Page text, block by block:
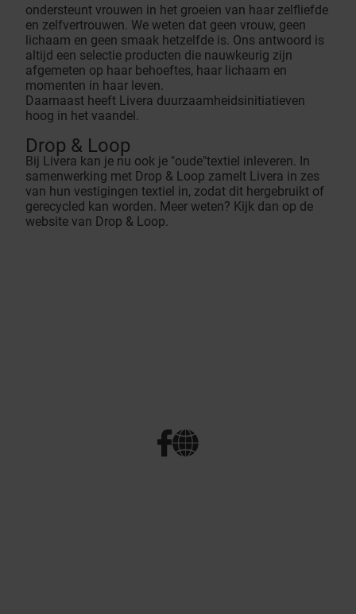
ondersteunt vrouwen in het groeien van haar zelfliefde
en zelfvertrouwen. We weten dat geen vrouw, geen
lichaam en geen smaak hetzelfde is. Ons antwoord is
altijd een selectie producten die nauwkeurig zijn
afgemeten op haar behoeftes, haar lichaam en
momenten in haar leven.
Daarnaast heeft Livera duurzaamheidsinitiatieven
hoog in het vaandel.
Drop & Loop
Bij Livera kan je nu ook je "oude"textiel inleveren. In
samenwerking met Drop & Loop zamelt Livera in zes
van hun vestigingen textiel in, zodat dit hergebruikt of
gerecycled kan worden. Meer weten? Kijk dan op de
website van Drop & Loop.